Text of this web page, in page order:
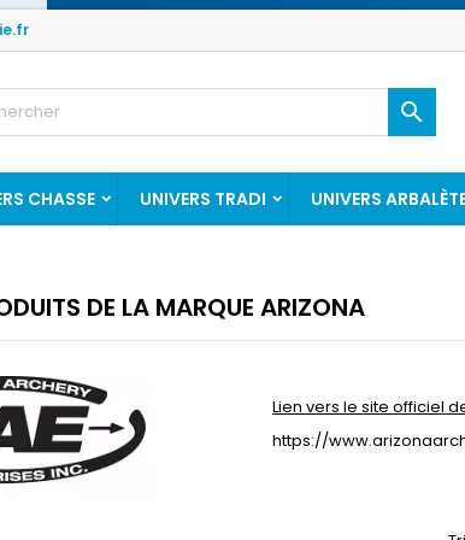

CHASSE UNIVERS TRADI UNIVERS
DE LA MARQUE ARIZONA
Lien vers le site officiel
https://